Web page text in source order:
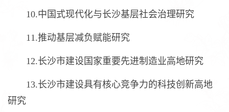
10.中国式现代化与长沙基层社会治理研究
11.推动基层减负赋能研究
12.长沙市建设国家重要先进制造业高地研究
13.长沙市建设具有核心竞争力的科技创新高地
研究